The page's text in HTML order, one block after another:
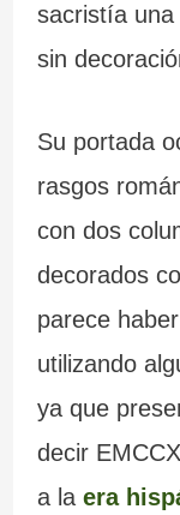
sacristía una
sin
Su portada
rasgos
con dos
decorados
parece
utilizando
ya que
decir
a la era